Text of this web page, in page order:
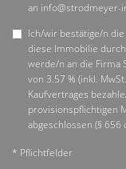
an
Ich/wir bestätige/n
diese Immobilie
werde/n an die Firma
von 3.57 % (inkl.
Kaufvertrages
provisionspflichtigen
abgeschlossen (§ 656
* Pflichtfelder